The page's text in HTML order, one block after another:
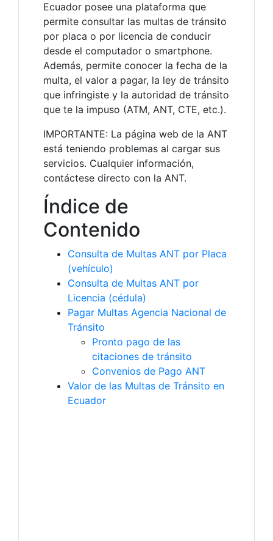
Ecuador posee una plataforma que
permite consultar las multas de tránsito
por placa o por licencia de conducir
desde el computador o smartphone.
Además, permite conocer la fecha de la
multa, el valor a pagar, la ley de tránsito
que infringiste y la autoridad de tránsito
que te la impuso (ATM, ANT, CTE, etc.).
IMPORTANTE: La página web de la ANT
está teniendo problemas al cargar sus
servicios. Cualquier información,
contáctese directo con la ANT.
Índice de
Contenido
Consulta de Multas ANT por Placa
(vehículo)
Consulta de Multas ANT por
Licencia (cédula)
Pagar Multas Agencia Nacional de
Tránsito
Pronto pago de las
citaciones de tránsito
Convenios de Pago ANT
Valor de las Multas de Tránsito en
Ecuador